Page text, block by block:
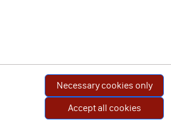
Necessary cookies only
Accept all cookies